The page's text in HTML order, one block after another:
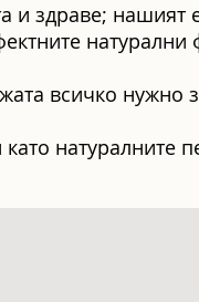
и здраве;
всичко нужно
натуралните